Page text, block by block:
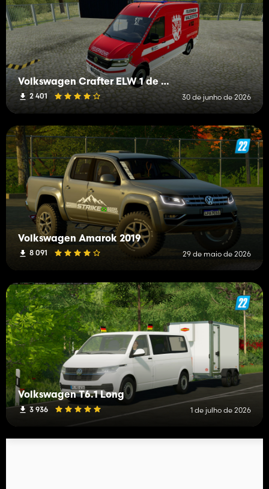
Volkswagen Crafter ELW 1 de BF Waldstetten
2 401 30 de junho de 2026
Volkswagen Amarok 2019
8 091 29 de maio de 2026
Volkswagen T6.1 Long
3 936 1 de julho de 2026